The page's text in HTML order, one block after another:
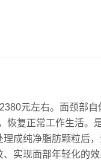
元左右。面颈部
复正常工作生活。
成纯净脂肪颗粒后
实现面部年轻化的